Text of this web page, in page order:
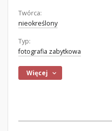
Twórca:
nieokreślony
Typ:
fotografia zabytkowa
Więcej